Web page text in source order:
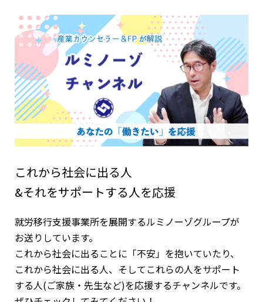
これから社会に出る人
&それをサポートする人を応援
就労移行支援事業所を展開するルミノーゾグループが
お送りしています。
これから社会に出ることに「不安」を抱いていたり、
これから社会に出る人、そしてこれらの人をサポート
する人(ご家族・先生など)を応援するチャンネルです。